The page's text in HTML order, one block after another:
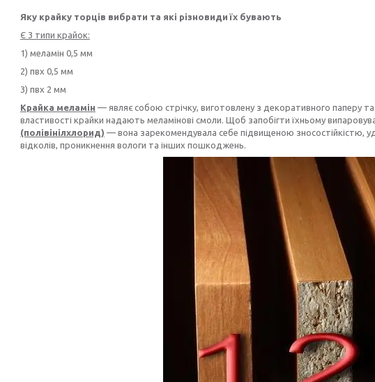
Яку крайку торців вибрати та які різновиди їх бувають
Є 3 типи крайок:
1) меламін 0,5 мм
2) пвх 0,5 мм
3) пвх 2 мм
Крайка меламін — являє собою стрічку, виготовлену з декоративного паперу та
властивості крайки надають меламінові смоли. Щоб запобігти їхньому
(полівінілхлорид) — вона зарекомендувала себе підвищеною зносостійкістю,
відколів, проникнення вологи та інших пошкоджень.